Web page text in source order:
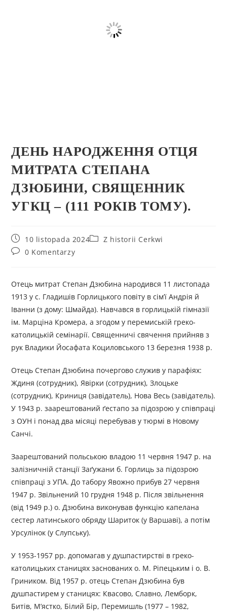
ДЕНЬ НАРОДЖЕННЯ ОТЦЯ
МИТРАТА СТЕПАНА
ДЗЮБИНИ, СВЯЩЕННИК
УГКЦ – (111 РОКІВ ТОМУ).
10 listopada 2024
Z historii Cerkwi
0 Komentarzy
Отець митрат Степан Дзюбина народився 11 листопада
1913 у с. Гладишів Горлицького повіту в сім’ї Андрія й
Іванни (з дому: Шмайда). Навчався в горлицькій гімназії
ім. Марціна Кромера, а згодом у перемиській греко-
католицькій семінарії. Священничі свячення прийняв з
рук Владики Йосафата Коциловського 13 березня 1938 р.
Отець Степан Дзюбина почергово служив у парафіях:
Ждиня (сотрудник), Явірки (сотрудник), Злоцьке
(сотрудник), Криниця (завідатель), Нова Весь (завідатель).
У 1943 р. заарештований ґестапо за підозрою у співпраці
з ОУН і понад два місяці перебував у тюрмі в Новому
Санчі.
Заарештований польською владою 11 червня 1947 р. на
залізничній станції Заґужани б. Горлиць за підозрою
співпраці з УПА. До табору Явожно прибув 27 червня
1947 р. Звільнений 10 грудня 1948 р. Після звільнення
(від 1949 р.) о. Дзюбина виконував функцію капелана
сестер латинського обряду Шариток (у Варшаві), а потім
Урсулінок (у Слупську).
У 1953-1957 рр. допомагав у душпастирстві в греко-
католицьких станицях заснованих о. М. Ріпецьким і о. В.
Гриником. Від 1957 р. отець Степан Дзюбина був
душпастирем у станицях: Квасово, Славно, Лемборк,
Битів, М’ястко, Білий Бір, Перемишль (1977 – 1982,